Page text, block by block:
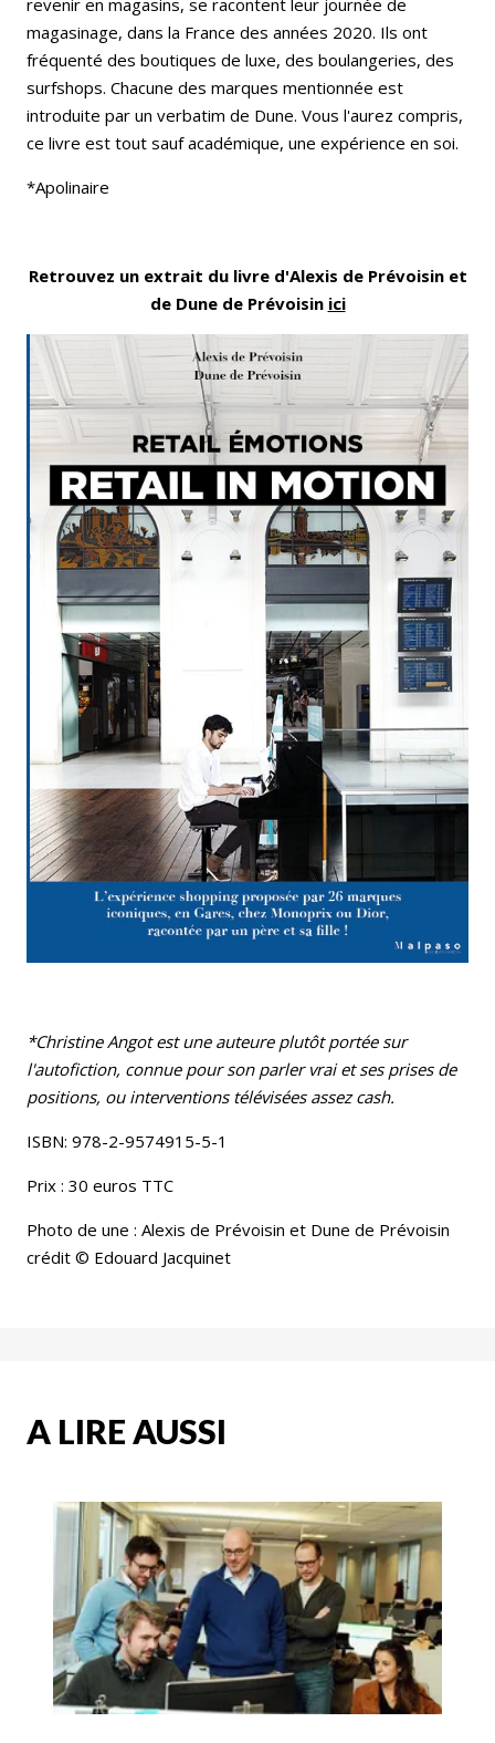
magasinage, dans la France des années 2020. Ils ont
fréquenté des boutiques de luxe, des boulangeries, des
surfshops. Chacune des marques mentionnée est
introduite par un verbatim de Dune. Vous l'aurez compris,
ce livre est tout sauf académique, une expérience en soi.
*Apolinaire
Retrouvez un extrait du livre d'Alexis de Prévoisin et
de Dune de Prévoisin ici
*Christine Angot est une auteure plutôt portée sur
l'autofiction, connue pour son parler vrai et ses prises de
positions, ou interventions télévisées assez cash.
ISBN: 978-2-9574915-5-1
Prix : 30 euros TTC
Photo de une : Alexis de Prévoisin et Dune de Prévoisin
crédit © Edouard Jacquinet
A LIRE AUSSI